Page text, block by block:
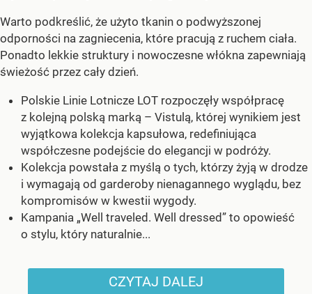
Warto podkreślić, że użyto tkanin o podwyższonej
odporności na zagniecenia, które pracują z ruchem ciała.
Ponadto lekkie struktury i nowoczesne włókna zapewniają
świeżość przez cały dzień.
Polskie Linie Lotnicze LOT rozpoczęły współpracę
z kolejną polską marką – Vistulą, której wynikiem jest
wyjątkowa kolekcja kapsułowa, redefiniująca
współczesne podejście do elegancji w podróży.
Kolekcja powstała z myślą o tych, którzy żyją w drodze
i wymagają od garderoby nienagannego wyglądu, bez
kompromisów w kwestii wygody.
Kampania „Well traveled. Well dressed” to opowieść
o stylu, który naturalnie...
CZYTAJ DALEJ